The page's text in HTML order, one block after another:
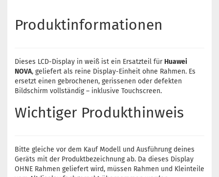
Produktinformationen
Dieses LCD-Display in weiß ist ein Ersatzteil für Huawei
NOVA, geliefert als reine Display-Einheit ohne Rahmen. Es
ersetzt einen gebrochenen, gerissenen oder defekten
Bildschirm vollständig – inklusive Touchscreen.
Wichtiger Produkthinweis
Bitte gleiche vor dem Kauf Modell und Ausführung deines
Geräts mit der Produktbezeichnung ab. Da dieses Display
OHNE Rahmen geliefert wird, müssen Rahmen und Kleinteile